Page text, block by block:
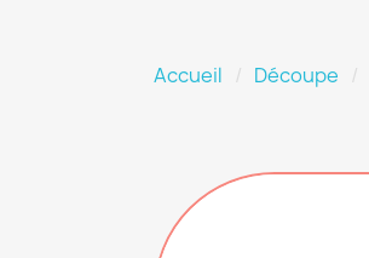
Accueil Découpe